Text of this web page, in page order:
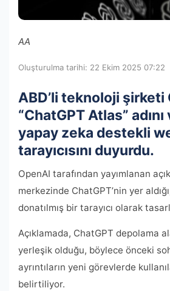
AA
Oluşturulma tarihi: 22 Ekim 2025 07:22
ABD’li teknoloji şirketi
“ChatGPT Atlas”
yapay zeka destekli
tarayıcısını duyurdu.
OpenAI tarafından yayımlanan
merkezinde ChatGPT’nin yer
donatılmış bir tarayıcı olarak
Açıklamada, ChatGPT depolama
yerleşik olduğu, böylece önceki
ayrıntıların yeni görevlerde
belirtiliyor.